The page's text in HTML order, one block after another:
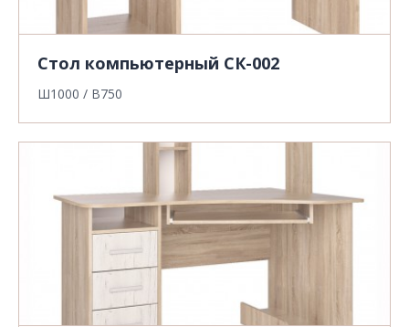
Стол компьютерный СК-002
Ш1000 / В750